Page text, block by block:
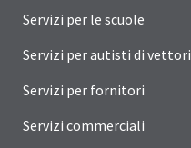
Servizi per le scuole
Servizi per autisti di vettori
Servizi per fornitori
Servizi commerciali